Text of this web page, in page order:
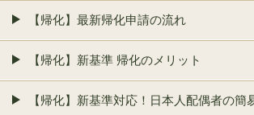
【帰化】最新帰化申請の流れ
【帰化】新基準 帰化のメリット
【帰化】新基準対応！日本人配偶者の簡